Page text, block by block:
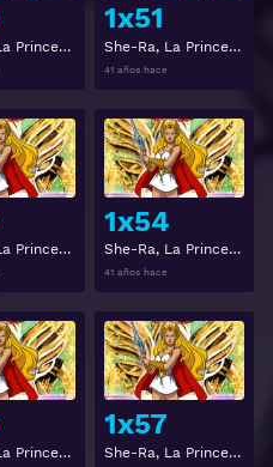
She-Ra, La Princesa del Poder Temporada 1 Capitulo 50
1x51
She-Ra, La Princesa del Poder Temporada 1 Capitulo 51
41 años hace
She-Ra, La Princesa del Poder Temporada 1 Capitulo 53
Ver
1x54
She-Ra, La Princesa del Poder Temporada 1 Capitulo 54
41 años hace
She-Ra, La Princesa del Poder Temporada 1 Capitulo 56
Ver
1x57
She-Ra, La Princesa del Poder Temporada 1 Capitulo 57